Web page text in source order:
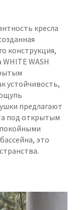
кресла
конструкция,
WASH
устойчивость,
предлагают
под открытым
это